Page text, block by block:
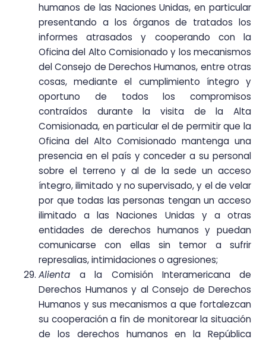
humanos de las Naciones Unidas, en particular
presentando a los órganos de tratados los
informes atrasados y cooperando con la
Oficina del Alto Comisionado y los mecanismos
del Consejo de Derechos Humanos, entre otras
cosas, mediante el cumplimiento íntegro y
oportuno de todos los compromisos
contraídos durante la visita de la Alta
Comisionada, en particular el de permitir que la
Oficina del Alto Comisionado mantenga una
presencia en el país y conceder a su personal
sobre el terreno y al de la sede un acceso
íntegro, ilimitado y no supervisado, y el de velar
por que todas las personas tengan un acceso
ilimitado a las Naciones Unidas y a otras
entidades de derechos humanos y puedan
comunicarse con ellas sin temor a sufrir
represalias, intimidaciones o agresiones;
Alientaa la Comisión Interamericana de
Derechos Humanos y al Consejo de Derechos
Humanos y sus mecanismos a que fortalezcan
su cooperación a fin de monitorear la situación
de los derechos humanos en la República